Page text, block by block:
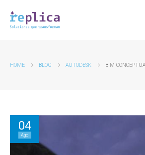
HOME BLOG AUTODESK BIM
04
Ago